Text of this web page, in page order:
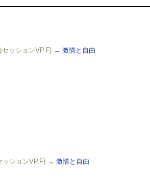
ッションVP.F)→ 激情と自由
ションVP.F)→ 激情と自由